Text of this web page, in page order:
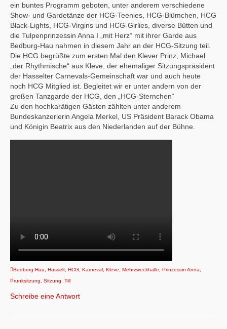
ein buntes Programm geboten, unter anderem verschiedene
Show- und Gardetänze der HCG-Teenies, HCG-Blümchen, HCG
Black-Lights, HCG-Virgins und HCG-Girlies, diverse Bütten und
die Tulpenprinzessin Anna I „mit Herz“ mit ihrer Garde aus
Bedburg-Hau nahmen in diesem Jahr an der HCG-Sitzung teil.
Die HCG begrüßte zum ersten Mal den Klever Prinz, Michael
„der Rhythmische“ aus Kleve, der ehemaliger Sitzungspräsident
der Hasselter Carnevals-Gemeinschaft war und auch heute
noch HCG Mitglied ist. Begleitet wir er unter andern von der
großen Tanzgarde der HCG, den „HCG-Sternchen“
Zu den hochkarätigen Gästen zählten unter anderem
Bundeskanzerlerin Angela Merkel, US Präsident Barack Obama
und Königin Beatrix aus den Niederlanden auf der Bühne.
Bedburg-Hau, Hasselt, HCG, Karneval , Kleve, Mehrzweckhalle, Prinzessin Anna,
Prunksitzung, Sitzung, Till
Schreibe eine Antwort